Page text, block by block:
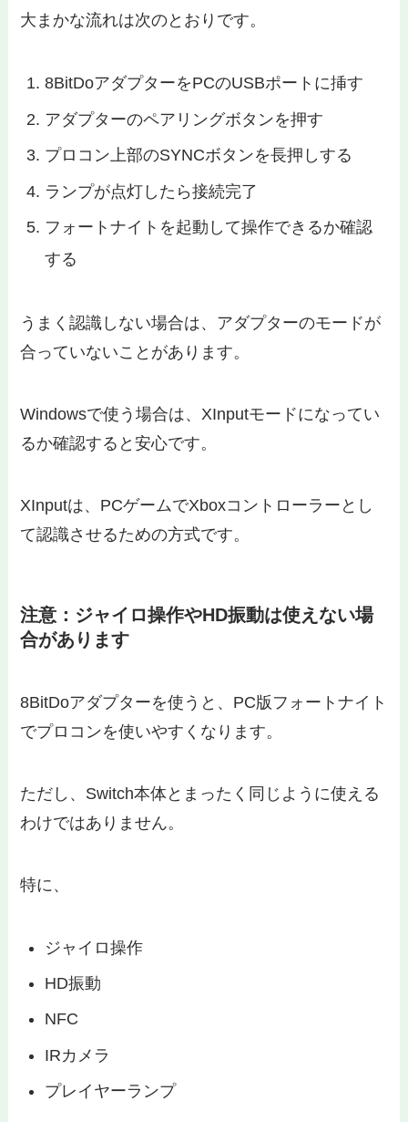
大まかな流れは次のとおりです。
8BitDoアダプターをPCのUSBポートに挿す
アダプターのペアリングボタンを押す
プロコン上部のSYNCボタンを長押しする
ランプが点灯したら接続完了
フォートナイトを起動して操作できるか確認
する
うまく認識しない場合は、アダプターのモードが
合っていないことがあります。
Windowsで使う場合は、XInputモードになってい
るか確認すると安心です。
XInputは、PCゲームでXboxコントローラーとし
て認識させるための方式です。
注意：ジャイロ操作やHD振動は使えない場
合があります
8BitDoアダプターを使うと、PC版フォートナイト
でプロコンを使いやすくなります。
ただし、Switch本体とまったく同じように使える
わけではありません。
特に、
ジャイロ操作
HD振動
NFC
IRカメラ
プレイヤーランプ